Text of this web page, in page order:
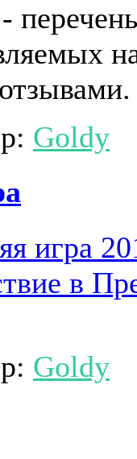
Goldy
игра
в
Goldy